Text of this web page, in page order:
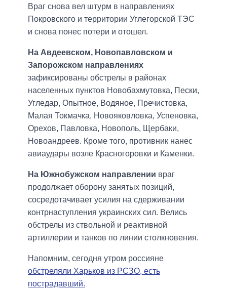
Враг снова вел штурм в направлениях
Покровского и территории Углегорской ТЭС
и снова понес потери и отошел.
На Авдеевском, Новопавловском и
Запорожском направлениях
зафиксированы обстрелы в районах
населенных пунктов Новобахмутовка, Пески,
Угледар, Опытное, Водяное, Пречистовка,
Малая Токмачка, Новояковловка, Успеновка,
Орехов, Павловка, Новополь, Щербаки,
Новоандреев. Кроме того, противник нанес
авиаудары возле Красногоровки и Каменки.
На Южнобужском направлении враг
продолжает оборону занятых позиций,
сосредотачивает усилия на сдерживании
контрнаступления украинских сил. Велись
обстрелы из ствольной и реактивной
артиллерии и танков по линии столкновения.
Напомним, сегодня утром россияне
обстреляли Харьков из РСЗО, есть
пострадавший.